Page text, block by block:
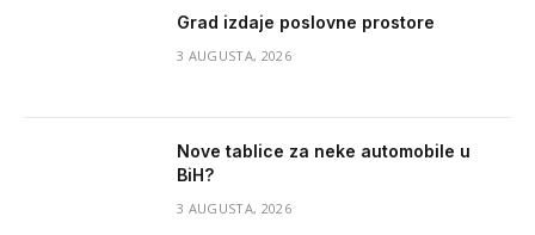
Grad izdaje poslovne prostore
3 AUGUSTA, 2026
Nove tablice za neke automobile u
BiH?
3 AUGUSTA, 2026